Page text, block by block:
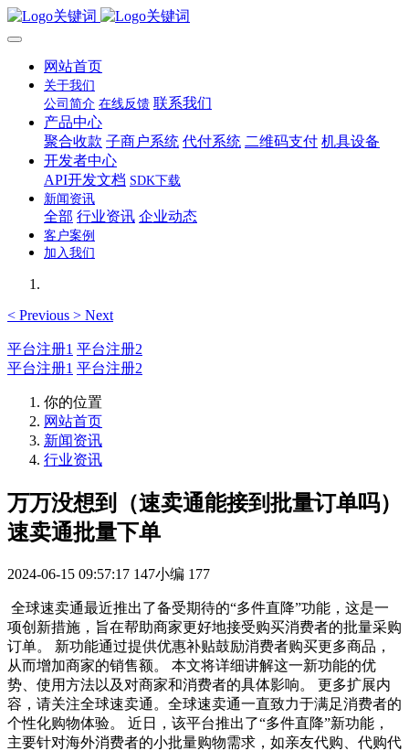
网站首页
关于我们
公司简介 在线反馈 联系我们
产品中心
聚合收款 子商户系统 代付系统 二维码支付 机具设备
开发者中心
API开发文档 SDK下载
新闻资讯
全部 行业资讯 企业动态
客户案例
加入我们
< Previous > Next
平台注册1 平台注册2
平台注册1 平台注册2
你的位置
网站首页
新闻资讯
行业资讯
万万没想到（速卖通能接到批量订单吗）
速卖通批量下单
2024-06-15 09:57:17 147小编 177
全球速卖通最近推出了备受期待的“多件直降”功能，这是一
项创新措施，旨在帮助商家更好地接受购买消费者的批量采购
订单。 新功能通过提供优惠补贴鼓励消费者购买更多商品，
从而增加商家的销售额。 本文将详细讲解这一新功能的优
势、使用方法以及对商家和消费者的具体影响。 更多扩展内
容，请关注全球速卖通。全球速卖通一直致力于满足消费者的
个性化购物体验。 近日，该平台推出了“多件直降”新功能，
主要针对海外消费者的小批量购物需求，如亲友代购、代购代